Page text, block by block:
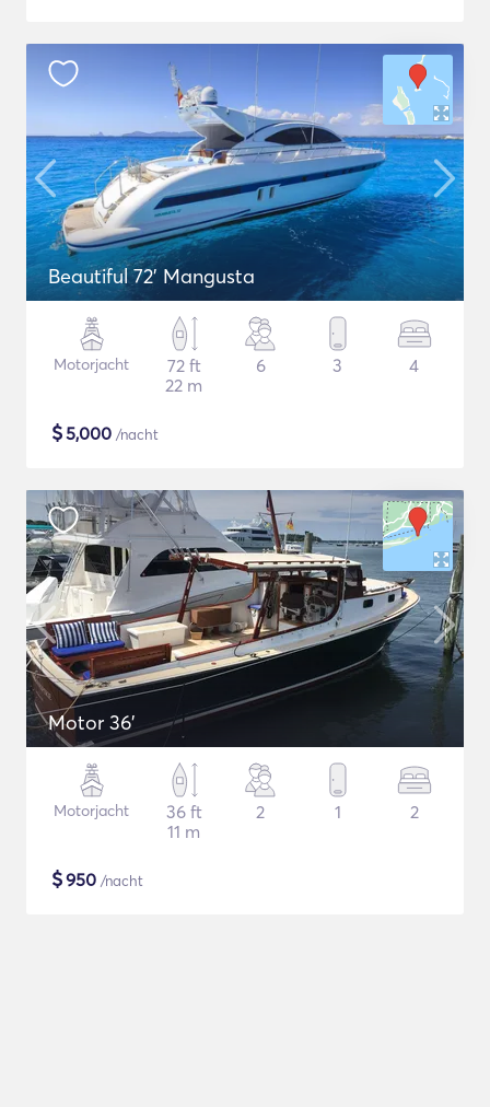
Beautiful 72' Mangusta
Motorjacht
72 ft
22 m
6 3 4
$5,000 /nacht
Motor 36'
Motorjacht
36 ft
11 m
2 1 2
$950 /nacht